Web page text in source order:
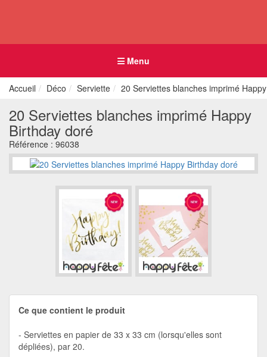
Menu
Accueil Déco Serviette 20 Serviettes blanches imprimé
20 Serviettes blanches imprimé Happy
Birthday doré
Référence : 96038
Ce que contient le produit
Serviettes en papier de 33 x 33 cm (lorsqu'elles sont
dépliées), par 20.